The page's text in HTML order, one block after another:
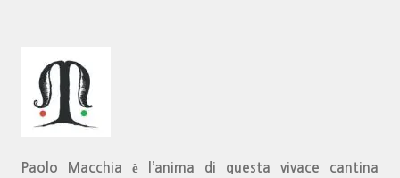
Paolo Macchia è l’anima di questa vivace cantina